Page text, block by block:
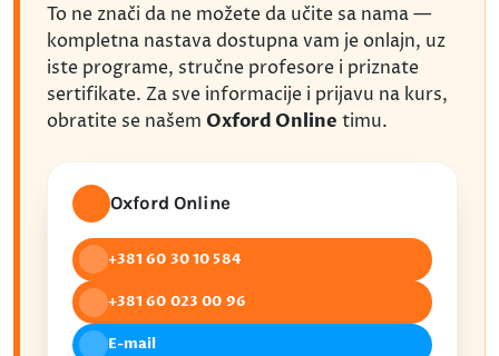
To ne znači da ne možete da učite sa nama —
kompletna nastava dostupna vam je onlajn, uz
iste programe, stručne profesore i priznate
sertifikate. Za sve informacije i prijavu na kurs,
obratite se našem Oxford Online timu.
Oxford Online
+381 60 30 10 584
+381 60 023 00 96
E-mail